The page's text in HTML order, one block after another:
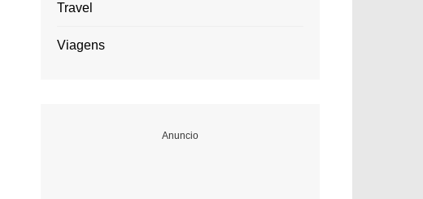
Travel
Viagens
Anuncio